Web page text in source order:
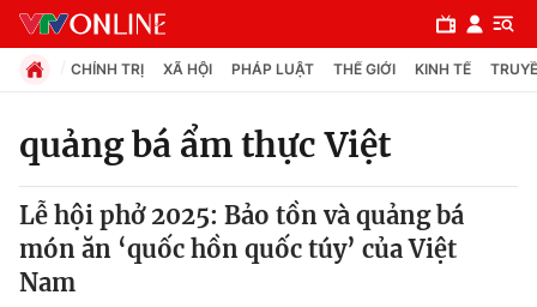
Chuyên mục
Chính trị
CHÍNH TRỊ XÃ HỘI PHÁP LUẬT THẾ GIỚI KINH TẾ
quảng bá ẩm thực Việt
Lễ hội phở 2025: Bảo tồn và quảng bá
món ăn ‘quốc hồn quốc túy’ của Việt
Nam